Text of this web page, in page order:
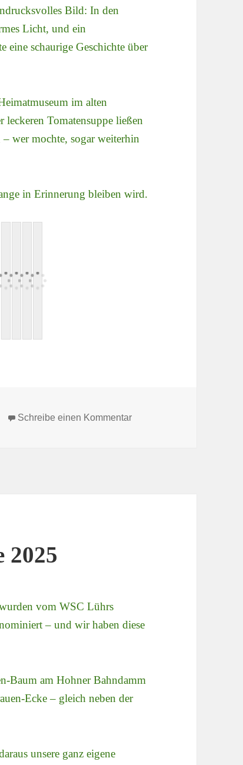
Bild: In den
Licht, und ein
eine schaurige Geschichte über
im alten
Tomatensuppe ließen
wer mochte, sogar weiterhin
in Erinnerung bleiben wird.
Schreibe einen Kommentarzu Fackelwanderung –
2025
vom WSC Lührs
– und wir haben diese
Baum am Hohner Bahndamm
Ecke – gleich neben der
unsere ganz eigene